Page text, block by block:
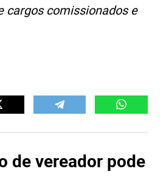
cargos comissionados e
de vereador pode